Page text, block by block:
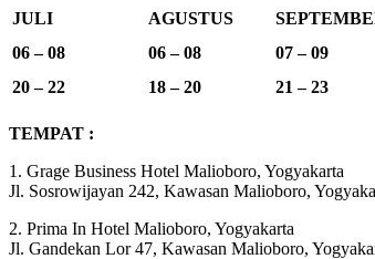
JULI AGUSTUS
06 – 08
06 – 08 07 – 09
20 – 22
18 – 20 21 – 23
TEMPAT :
1. Grage Business Hotel Malioboro, Yogyakarta
Jl. Sosrowijayan 242, Kawasan Malioboro,
2. Prima In Hotel Malioboro, Yogyakarta
Jl. Gandekan Lor 47, Kawasan Malioboro,